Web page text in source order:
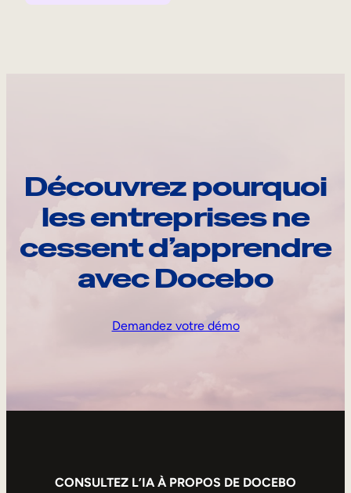
Découvrez pourquoi
les entreprises ne
cessent d’apprendre
avec Docebo
Demandez votre démo
CONSULTEZ L’IA À PROPOS DE DOCEBO